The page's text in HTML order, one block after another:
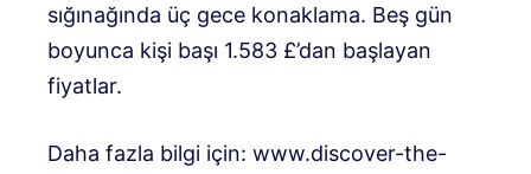
sığınağında üç gece konaklama. Beş gün
boyunca kişi başı 1.583 £’dan başlayan
fiyatlar.
Daha fazla bilgi için: www.discover-the-